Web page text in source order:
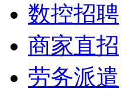
数控招聘
商家直招
劳务派遣